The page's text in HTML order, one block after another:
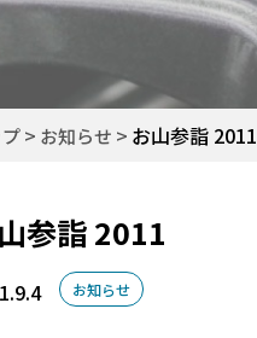
お知らせ お山参詣 2011
参詣 2011
お知らせ